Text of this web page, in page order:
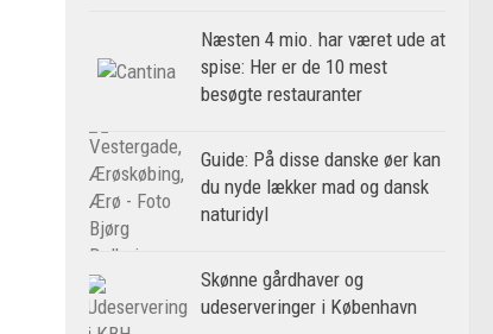
Næsten 4 mio. har været ude at
spise: Her er de 10 mest
besøgte restauranter
Guide: På disse danske øer kan
du nyde lækker mad og dansk
naturidyl
Skønne gårdhaver og
udeserveringer i København